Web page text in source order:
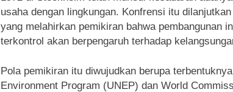
usaha dengan lingkungan. Konfrensi itu
yang melahirkan pemikiran bahwa pembangunan
terkontrol akan berpengaruh terhadap
Pola pemikiran itu diwujudkan berupa
Environment Program (UNEP) dan World